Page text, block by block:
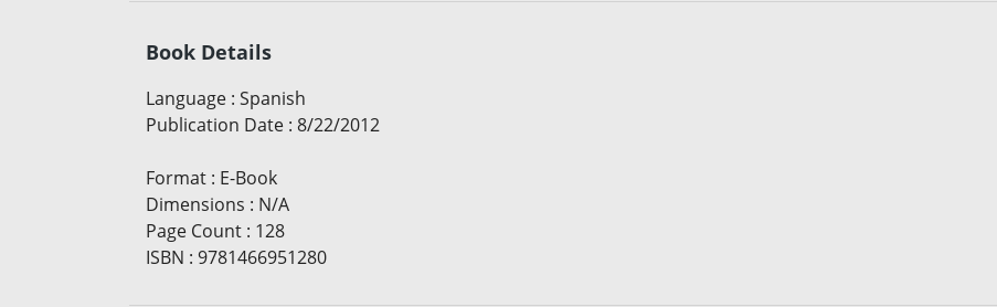
Book Details
Language : Spanish
Publication Date : 8/22/2012
Format : E-Book
Dimensions : N/A
Page Count : 128
ISBN : 9781466951280